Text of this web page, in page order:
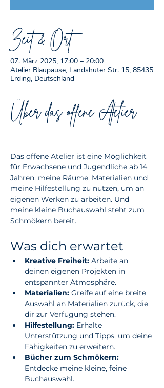
Zeit & Ort
07. März 2025, 17:00 – 20:00
Atelier Blaupause, Landshuter Str. 15, 85435
Erding, Deutschland
Über das offene Atelier
Das offene Atelier ist eine Möglichkeit
für Erwachsene und Jugendliche ab 14
Jahren, meine Räume, Materialien und
meine Hilfestellung zu nutzen, um an
eigenen Werken zu arbeiten. Und
meine kleine Buchauswahl steht zum
Schmökern bereit.
Was dich erwartet
Kreative Freiheit: Arbeite an
deinen eigenen Projekten in
entspannter Atmosphäre.
Materialien: Greife auf eine breite
Auswahl an Materialien zurück, die
dir zur Verfügung stehen.
Hilfestellung: Erhalte
Unterstützung und Tipps, um deine
Fähigkeiten zu erweitern.
Bücher zum Schmökern:
Entdecke meine kleine, feine
Buchauswahl.